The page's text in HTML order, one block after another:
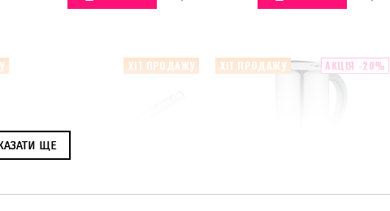
ХІТ ПРОДАЖУ ХІТ ПРОДАЖУ АКЦІЯ -20%
ЩЕ
ЩЕ